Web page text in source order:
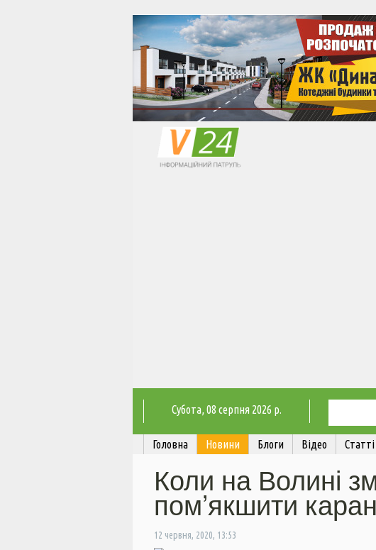
Субота, 08 серпня 2026 р.
Головна Новини Блоги Відео Статті
Коли на Волині
пом’якшити
12 червня, 2020, 13:53